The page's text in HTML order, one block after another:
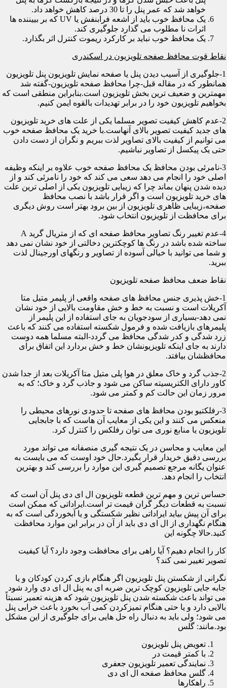
خواهد شد که عمر پنل را تا 30 درصد کاهش خواهد داد.
یک محافظ خوب باید از اشعه فرابنفش یا UV که بر بییننده ها
اثرات نا مطلوب می گذارد جلوگیری کند.
یک محافظ خوب نباید بر کارکرد ریموت کنترل اثر بگذارد.
نقاط قوت محافظ صفحه تلویزیون در اسکندری
1-جلوگیری از آسیب دیدن پنل یا صفحه نمایش تلویزیون پنل تلویزیون
همانطور که در مقاله قبل-چرا محافظ صفحه تلویزیون-گفته شد
مهمترین و ضعیف ترین بخش تلویزیون است.بنابراین منطقی است که
بخواهیم تلویزیون خود را در برابر تهدیدات بالقوه ایمن کنیم.
2-عدم کاهش کیفیت تصویر مسلما یکی از علت های خرید تلویزیون
های جدید کیفیت تصویر بالای آنهاست.با خرید یک محافظ صفحه خوب
می توانیم از کیفیت بالای تصاویر لذت ببریم و نگران از دست دادن
حتی یک پیکسل از تصاویر نباشیم.
3-نامرئی بودن محافظ یک محافظ صفحه خوب علاوه بر اینکه وظیفه
اصلی خود را انجام می دهد سعی می کند که خود را نامرئی کند و از
دیده شدن پنهان بماند چرا که زیبایی تلویزیون یکی از اصلی ترین علت
های خرید تلویزیون است و اگر قرار باشد با نصب محافظ
صفحه،زیبایی ظاهری تلویزیون از بین برود بهتر است روش دیگری
برای محافظت از تلویزیون انتخاب شود.
4-عدم تغییر رنگ تصاویر محافظ صفحه ای که از متریال گرید A
ساخته شده باشد در رنگ ها کوچکترین دخالتی از خود نشان نمی دهد
و شما می توانید با خیالی آسوده از تصاویر و رنگهای اورجینال لذت
ببرید.
نقاط ضعف محافظ صفحه تلویزیون
1-خش پذیری جنس محافظ های صفحه واقعی از پلیمر متیل متا
آکریلات است و نسبت به خط و خش مقاومت بالایی از خود نشان
نمی دهد-بسیاری از سودجویان به جای استفاده از این پلیمر از
پلیمرهای بازیافت شده و فرمول شکسته استفاده می کنند که باعث
زرد شدگی و کدر شدگی محافظ می گردد-البته مسلما همه دوست
دارند به جای اینکه تلویزیونشان خط و خش بردارد این اتفاق برای
محافظشان بیافتد.
2-جذب گرد و خاک معلق در هوا پلی متیل متا آکریلات بعد از جدا شدن
کاور دارای الکتریسیته ساکن می شود و جاذب گرد و خاک؛ که به
مرور زمان این حالت کم و کمتر می شود.
3-رفلکتیو بودن محافظ های صفحه تا حدودی نورهای محیطی را
منعکس می کنند و این یکی از معایب آن هاست که با جابجایی
تلویزیون یا منابع نوری می توان رفلکس را کنترل کرد.
این معایب و محاسن در یک نتیجه گیری منصفانه می تواند مورد
بررسی دقیق خریدار قرار بگیرد.حال خود اوست که می بایست به
عنوان یگانه مرجع تصمیم گیری این موارد را بررسی کند و بهترین
انتخاب را انجام دهد.
حساس ترین و مهم ترین قطعه تلویزیون ال ای دی پنل آن است که
نسبت به قطعات دیگر گران قیمت تر است.ایراداتی که ممکن است
برای آن پیش بیاید ایراداتی نظیر شکستگی و یا آبخوردگی است که به
هنگام نگهداری از ال ای دی باید از آن در برابر این موارد محافظت
کنید.حالا چگونه این
کار را انجام دهیم؟ آیا راهی برای محافظت وجود دارد؟ آیا کیفیت
تصویر تغییر نمی کند؟
نگرانی از شکستن پنل تلویزیون اگر هنگام بازی کردن کودکان و یا
جابه جایی تلویزیون کوچک ترین ضربه ای به پنل ال ای دی وارد شود
می تواند باعث شکسته شدن پنل تلویزیون شود که هزینه تعمیر نسبتاً
بالایی دارد و یا حتی هنگام تمیزکردن کمی آب بخورد باعث خرابی پنل
می شود؛ ولی باید به دنبال راه حل هایی برای جلوگیری از این مشکل
بود.مانند: گلس
تعویض پنل تلویزیون
با کمتر قیمت در
نمایندگی تعمیر تلویزیون جعفری
گلس محافظ صفحه ال ای دی
راهکارها